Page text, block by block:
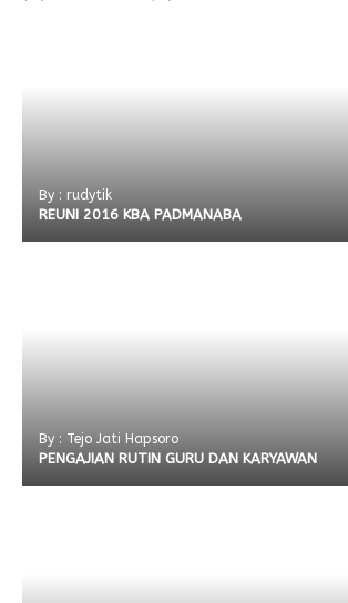
By : rudytik
REUNI 2016 KBA PADMANABA
By : Tejo Jati Hapsoro
PENGAJIAN RUTIN GURU DAN KARYAWAN